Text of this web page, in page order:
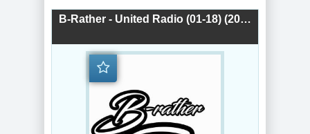
B-Rather - United Radio (01-18) (2018) торрент